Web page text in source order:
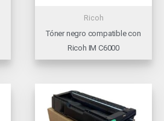
Ricoh
Tóner negro compatible con
Ricoh IM C6000